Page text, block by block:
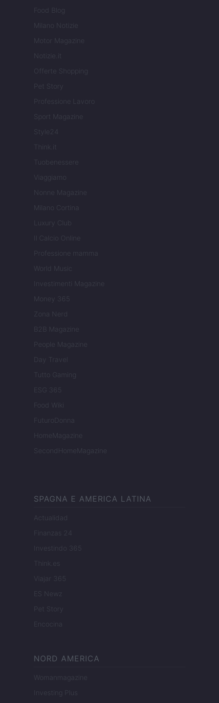
Food Blog
Milano Notizie
Motor Magazine
Notizie.it
Offerte Shopping
Pet Story
Professione Lavoro
Sport Magazine
Style24
Think.it
Tuobenessere
Viaggiamo
Nonne Magazine
Milano Cortina
Luxury Club
Il Calcio Online
Professione mamma
World Music
Investimenti Magazine
Money 365
Zona Nerd
B2B Magazine
People Magazine
Day Travel
Tutto Gaming
ESG 365
Food Wiki
FuturoDonna
HomeMagazine
SecondHomeMagazine
SPAGNA E AMERICA LATINA
Actualidad
Finanzas 24
Investindo 365
Think.es
Viajar 365
ES Newz
Pet Story
Encocina
NORD AMERICA
Womanmagazine
Investing Plus